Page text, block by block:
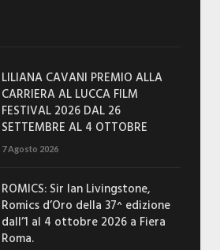
LILIANA CAVANI PREMIO ALLA
CARRIERA AL LUCCA FILM
FESTIVAL 2026 DAL 26
SETTEMBRE AL 4 OTTOBRE
7 Agosto 2026
ROMICS: Sir Ian Livingstone,
Romics d’Oro della 37^ edizione
dall’1 al 4 ottobre 2026 a Fiera
Roma.